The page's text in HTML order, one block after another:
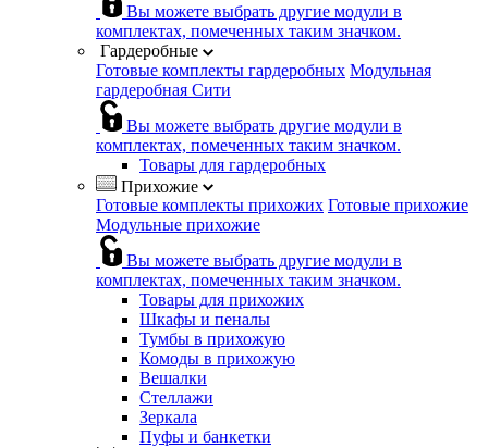
Вы можете выбрать другие модули в
комплектах, помеченных таким значком.
Гардеробные
Готовые комплекты гардеробных Модульная
гардеробная Сити
Вы можете выбрать другие модули в
комплектах, помеченных таким значком.
Товары для гардеробных
Прихожие
Готовые комплекты прихожих Готовые прихожие
Модульные прихожие
Вы можете выбрать другие модули в
комплектах, помеченных таким значком.
Товары для прихожих
Шкафы и пеналы
Тумбы в прихожую
Комоды в прихожую
Вешалки
Стеллажи
Зеркала
Пуфы и банкетки